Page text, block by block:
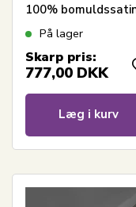
100%
Splitlængde 90 cm -
topmadras - Borås
På lager
Skarp pris:
777,00 DKK
Læg i kurv